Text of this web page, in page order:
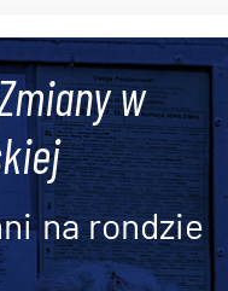
w
na rondzie